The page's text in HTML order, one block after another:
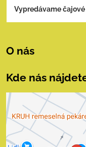
Vypredávame
O nás
Kde nás
Externý
blokovaný